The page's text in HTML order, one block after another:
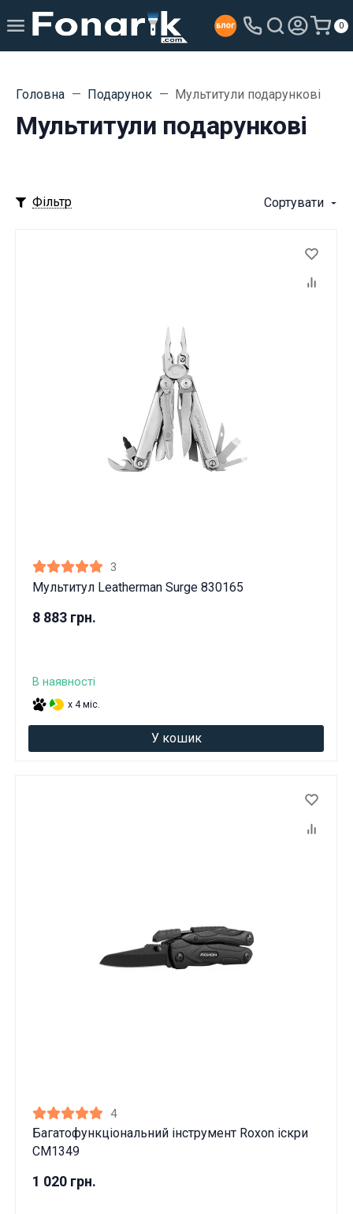
0
Головна Подарунок Мультитули подарункові
Мультитули подарункові
Фільтр Сортувати
3
Мультитул Leatherman Surge 830165
8 883 грн.
В наявності
x 4 міс.
У кошик
4
Багатофункціональний інструмент Roxon іскри
CM1349
1 020 грн.